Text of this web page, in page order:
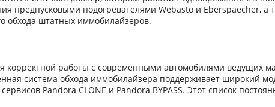
предпусковыми подогревателями Webasto и Eberspaecher, а
обхода штатных иммобилайзеров.
корректной работы с современными автомобилями ведущих
система обхода иммобилайзера поддерживает широкий
Pandora CLONE и Pandora BYPASS. Этот список